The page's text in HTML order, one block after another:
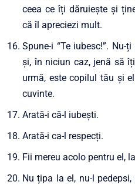
ceea ce îți dăruiește și
că îl apreciezi mult.
Spune-i “Te iubesc!”. Nu-
și, în niciun caz, jenă să
urmă, este copilul tău și
cuvinte.
Arată-i că-l iubești.
Arată-i ca-l respecți.
Fii mereu acolo pentru el,
Nu țipa la el, nu-l